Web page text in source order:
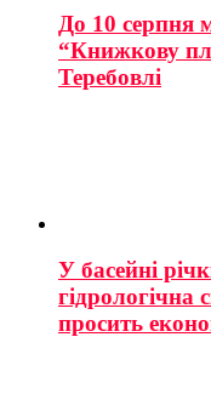
До 10 серпня
“Книжкову
Теребовлі
У басейні
гідрологічна
просить